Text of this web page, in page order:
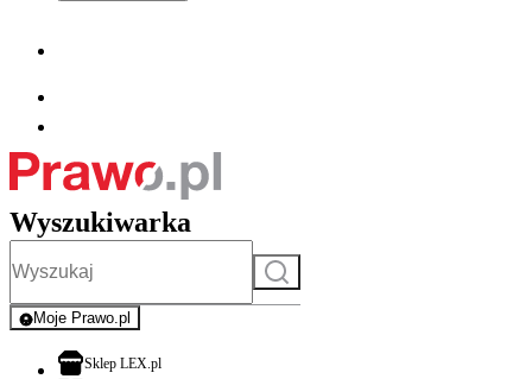
Wyszukiwarka
Szukaj
Moje Prawo.pl
- rejestracja i logowanie do serwisu
Sklep LEX.plotwiera się w nowej karcie